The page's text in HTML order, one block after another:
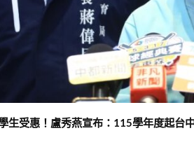
生受惠！盧秀燕宣布：115學年度起台